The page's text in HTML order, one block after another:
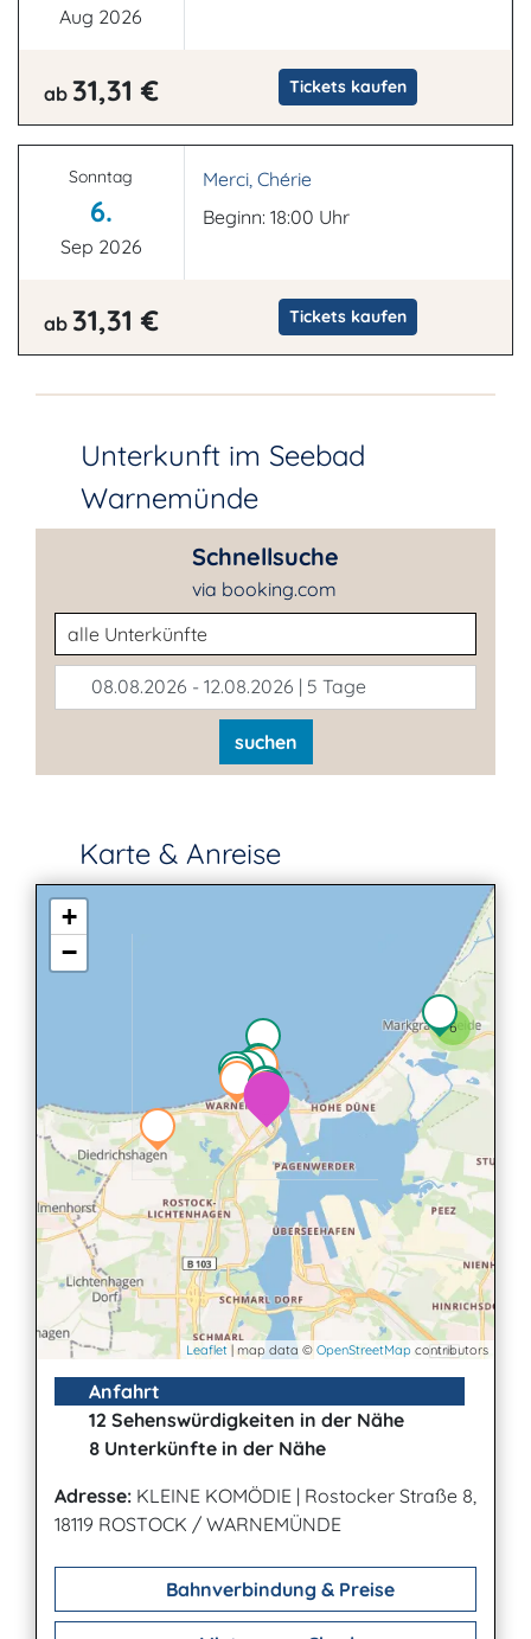
Aug 2026
ab 31,31 € Tickets kaufen
Sonntag
6.
Sep 2026
Merci, Chérie
Beginn: 18:00 Uhr
ab 31,31 € Tickets kaufen
Unterkunft im Seebad
Warnemünde
Schnellsuche
via booking.com
Unterkunftsart
08.08.2026 - 12.08.2026 | 5 Tage
suchen
Karte & Anreise
6
+
−
Leaflet | map data © OpenStreetMap contributors
Anfahrt
12 Sehenswürdigkeiten in der Nähe
8 Unterkünfte in der Nähe
Adresse: KLEINE KOMÖDIE | Rostocker Straße 8,
18119 ROSTOCK / WARNEMÜNDE
Bahnverbindung & Preise